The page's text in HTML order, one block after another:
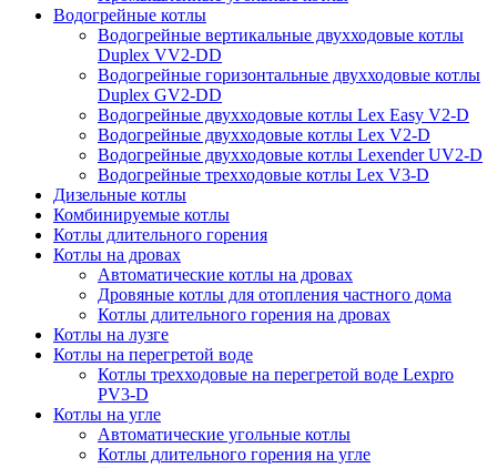
Водогрейные котлы
Водогрейные вертикальные двухходовые котлы
Duplex VV2-DD
Водогрейные горизонтальные двухходовые котлы
Duplex GV2-DD
Водогрейные двухходовые котлы Lex Easy V2-D
Водогрейные двухходовые котлы Lex V2-D
Водогрейные двухходовые котлы Lexender UV2-D
Водогрейные трехходовые котлы Lex V3-D
Дизельные котлы
Комбинируемые котлы
Котлы длительного горения
Котлы на дровах
Автоматические котлы на дровах
Дровяные котлы для отопления частного дома
Котлы длительного горения на дровах
Котлы на лузге
Котлы на перегретой воде
Котлы трехходовые на перегретой воде Lexpro
PV3-D
Котлы на угле
Автоматические угольные котлы
Котлы длительного горения на угле